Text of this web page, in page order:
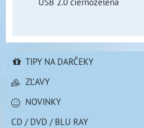
TIPY NA DARČEKY
ZĽAVY
NOVINKY
CD / DVD / BLU RAY